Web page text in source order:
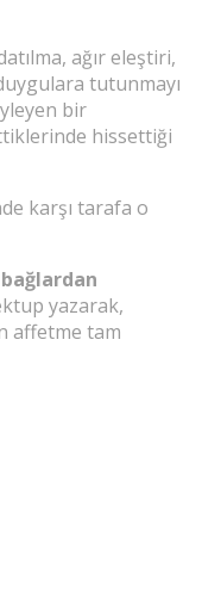
ağır eleştiri,
tutunmayı
bir
hissettiği
karşı tarafa o
yazarak,
affetme tam